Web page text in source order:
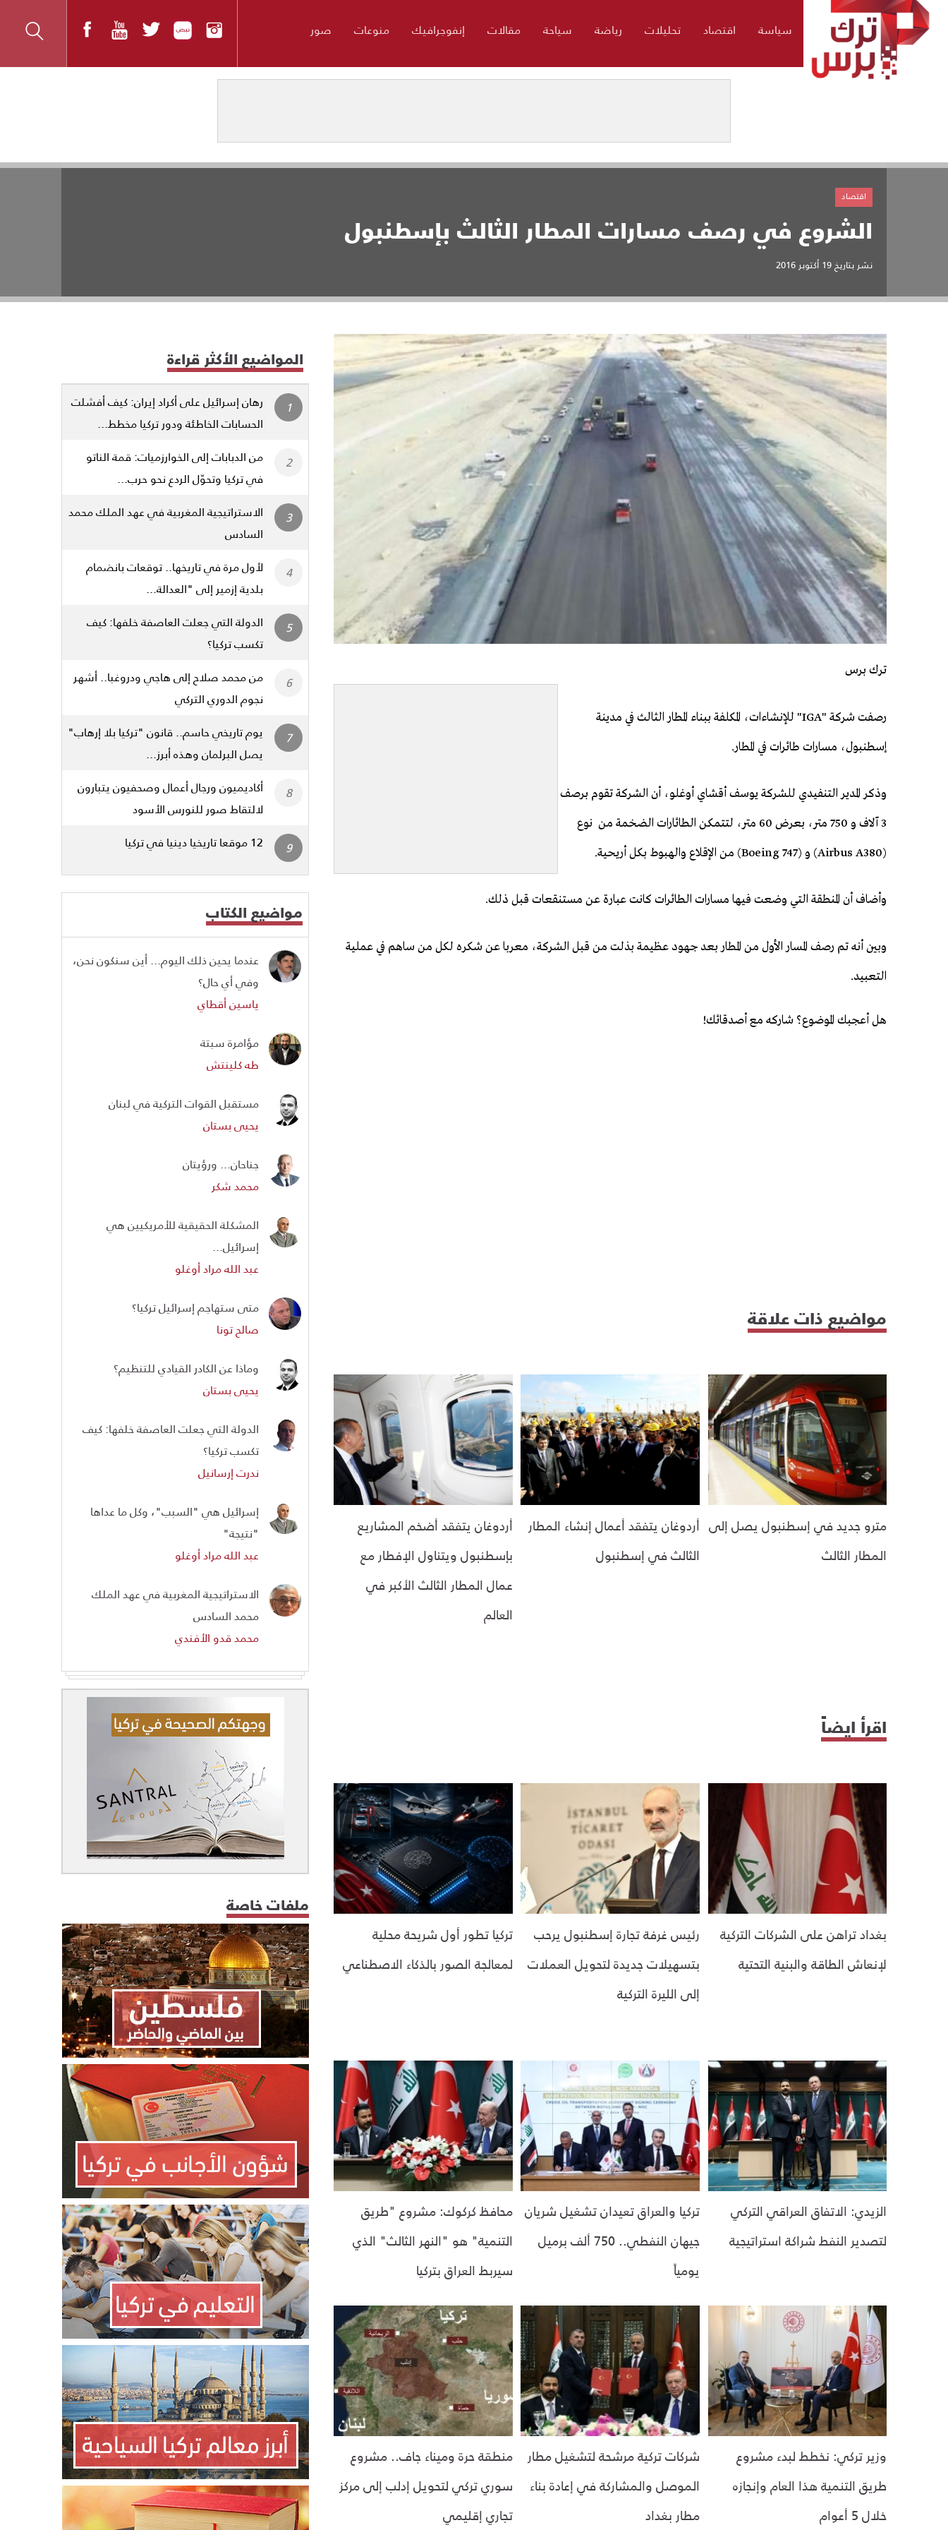
سياسة اقتصاد تحليلات رياضة سياحة مقالات إنفوجرافيك منوعات صور
الشروع في رصف مسارات المطار الثالث بإسطنبول
نشر بتاريخ19 أكتوبر 2016
اقتصاد
ترك برس
رصفت شركة "IGA" للإنشاءات، المكلفة ببناء المطار الثالث في مدينة
إسطنبول، مسارات طائرات في المطار.
وذكر المدير التنفيدي للشركة يوسف أقشاي أوغلو، أن الشركة تقوم برصف
3 آلاف و 750 متر، بعرض 60 متر، لتتمكن الطائارات الضخمة من نوع
(Airbus A380) و (Boeing 747) من الإقلاع والهبوط بكل أريحية.
وأضاف أن المنطقة التي وضعت فيها مسارات الطائرات كانت عبارة عن مستنقعات قبل ذلك.
وبين أنه تم رصف المسار الأول من المطار بعد جهود عظيمة بذلت من قبل الشركة، معربا عن شكره لكل من ساهم في عملية
التعبيد.
هل أعجبك الموضوع؟ شاركه مع أصدقائك!
مواضيع ذات علاقة
مترو جديد في إسطنبول يصل إلى
المطار الثالث
أردوغان يتفقد أعمال إنشاء المطار
الثالث في إسطنبول
أردوغان يتفقد أضخم المشاريع
بإسطنبول ويتناول الإفطار مع
عمال المطار الثالث الأكبر في
العالم
اقرأ ايضاً
بغداد تراهن على الشركات التركية
لإنعاش الطاقة والبنية التحتية
رئيس غرفة تجارة إسطنبول يرحب
بتسهيلات جديدة لتحويل العملات
إلى الليرة التركية
تركيا تطور أول شريحة محلية
لمعالجة الصور بالذكاء الاصطناعي
الزيدي: الاتفاق العراقي التركي
لتصدير النفط شراكة استراتيجية
تركيا والعراق تعيدان تشغيل شريان
جيهان النفطي.. 750 ألف برميل
يومياً
محافظ كركوك: مشروع "طريق
التنمية" هو "النهر الثالث" الذي
سيربط العراق بتركيا
وزير تركي: نخطط لبدء مشروع
طريق التنمية هذا العام وإنجازه
خلال 5 أعوام
شركات تركية مرشحة لتشغيل مطار
الموصل والمشاركة في إعادة بناء
مطار بغداد
منطقة حرة وميناء جاف.. مشروع
سوري تركي لتحويل إدلب إلى مركز
تجاري إقليمي
المواضيع الأكثر قراءة
رهان إسرائيل على أكراد إيران: كيف أفشلت
الحسابات الخاطئة ودور تركيا مخطط...
من الدبابات إلى الخوارزميات: قمة الناتو
في تركيا وتحوّل الردع نحو حرب...
الاستراتيجية المغربية في عهد الملك محمد
السادس
لأول مرة في تاريخها.. توقعات بانضمام
بلدية إزمير إلى "العدالة...
الدولة التي جعلت العاصفة خلفها: كيف
تكسب تركيا؟
من محمد صلاح إلى هاجي ودروغبا.. أشهر
نجوم الدوري التركي
يوم تاريخي حاسم.. قانون "تركيا بلا إرهاب"
يصل البرلمان وهذه أبرز...
أكاديميون ورجال أعمال وصحفيون يتبارون
لالتقاط صور للنورس الأسود
12 موقعا تاريخيا دينيا في تركيا
مواضيع الكتاب
عندما يحين ذلك اليوم... أين سنكون نحن،
وفي أي حال؟
ياسين أقطاي
مؤامرة سبتة
طه كلينتش
مستقبل القوات التركية في لبنان
يحيى بستان
جناحان... ورؤيتان
محمد شكر
المشكلة الحقيقية للأمريكيين هي
إسرائيل...
عبد الله مراد أوغلو
متى ستهاجم إسرائيل تركيا؟
صالح تونا
وماذا عن الكادر القيادي للتنظيم؟
يحيى بستان
الدولة التي جعلت العاصفة خلفها: كيف
تكسب تركيا؟
ندرت إرسانيل
إسرائيل هي "السبب"، وكل ما عداها
"نتيجة"
عبد الله مراد أوغلو
الاستراتيجية المغربية في عهد الملك
محمد السادس
محمد قدو الأفندي
ملفات خاصة